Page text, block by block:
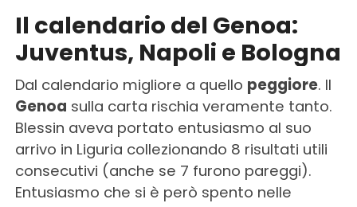
Il calendario del Genoa:
Juventus, Napoli e Bologna
Dal calendario migliore a quello peggiore. Il
Genoa sulla carta rischia veramente tanto.
Blessin aveva portato entusiasmo al suo
arrivo in Liguria collezionando 8 risultati utili
consecutivi (anche se 7 furono pareggi).
Entusiasmo che si è però spento nelle